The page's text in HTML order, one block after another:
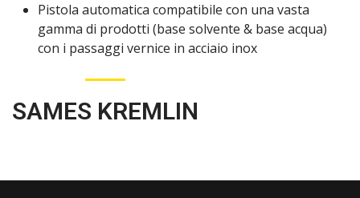
Pistola automatica compatibile con una vasta
gamma di prodotti (base solvente & base acqua)
con i passaggi vernice in acciaio inox
SAMES KREMLIN